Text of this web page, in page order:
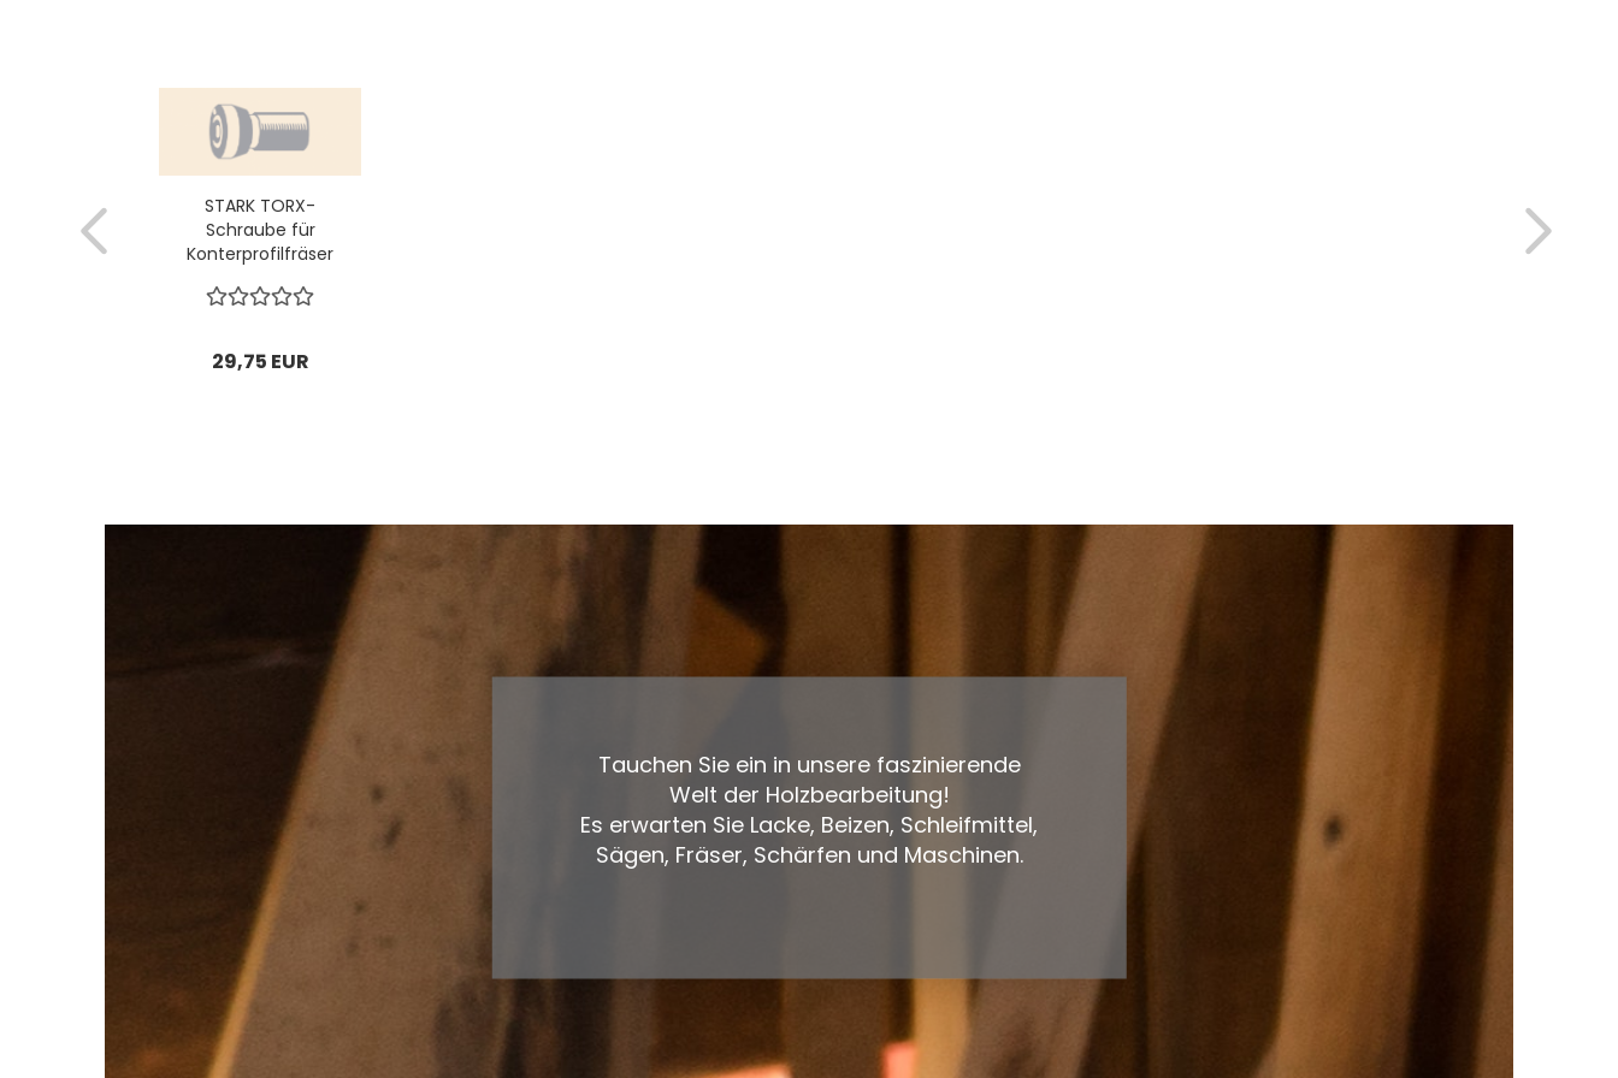
STARK TORX-
Schraube für
Konterprofilfräser
10 Stck
29,75 EUR
Tauchen Sie ein in unsere faszinierende
Welt der Holzbearbeitung!
Es erwarten Sie Lacke, Beizen, Schleifmittel,
Sägen, Fräser, Schärfen und Maschinen.